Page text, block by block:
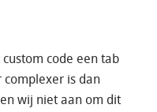
code een tab
complexer is dan
wij niet aan om dit